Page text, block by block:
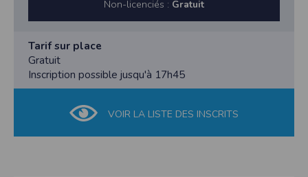
Non-licenciés : Gratuit
Tarif sur place
Gratuit
Inscription possible jusqu'à 17h45
VOIR LA LISTE DES INSCRITS